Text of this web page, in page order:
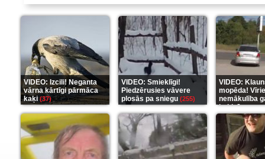
VIDEO: Izcili! Neganta
vārna kārtīgi pārmāca
kaķi(37)
VIDEO: Smieklīgi!
Piedzērusies vāvere
plosās pa sniegu (255)
VIDEO:
mopēda!
nemākulība
beidzās ar
(289)